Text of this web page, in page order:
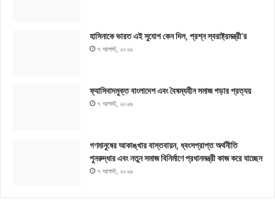
হাসিনাকে ভারত এই সুযোগ কেন দিল, প্রশ্ন স্বরাষ্ট্রমন্ত্রী’র
৭ আগস্ট, ২০২৬
ফ্যাসিবাদমুক্ত বাংলাদেশ এবং বৈষম্যহীন সমাজ গড়ার প্রত্যয়
৭ আগস্ট, ২০২৬
গণমানুষের আকাঙ্খার বাস্তবায়ন, ধ্বংসপ্রাপ্ত অর্থনীতি
পুনরুদ্ধার এবং নতুন সমাজ বিনির্মাণে প্রধানমন্ত্রী কাজ করে যাচ্ছেন
৭ আগস্ট, ২০২৬